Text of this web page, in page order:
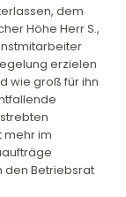
dem
Höhe Herr S.,
erzielen
wie groß für ihn
mehr im
den Betriebsrat